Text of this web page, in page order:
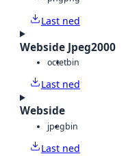
Last ned
Webside Jpeg2000
octetbin
Last ned
Webside
jpegbin
Last ned